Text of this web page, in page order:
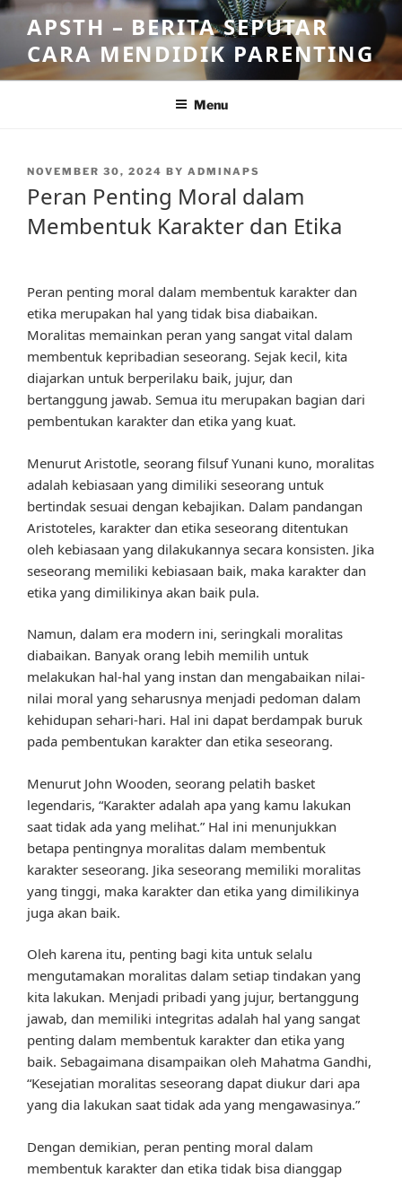
Skip
content
APSTH – BERITA SEPUTAR
CARA MENDIDIK PARENTING
Menu
POSTED
NOVEMBER 30, 2024 BY ADMINAPS
Peran Penting Moral dalam
Membentuk Karakter dan Etika
Peran penting moral dalam membentuk karakter dan
etika merupakan hal yang tidak bisa diabaikan.
Moralitas memainkan peran yang sangat vital dalam
membentuk kepribadian seseorang. Sejak kecil, kita
diajarkan untuk berperilaku baik, jujur, dan
bertanggung jawab. Semua itu merupakan bagian dari
pembentukan karakter dan etika yang kuat.
Menurut Aristotle, seorang filsuf Yunani kuno, moralitas
adalah kebiasaan yang dimiliki seseorang untuk
bertindak sesuai dengan kebajikan. Dalam pandangan
Aristoteles, karakter dan etika seseorang ditentukan
oleh kebiasaan yang dilakukannya secara konsisten. Jika
seseorang memiliki kebiasaan baik, maka karakter dan
etika yang dimilikinya akan baik pula.
Namun, dalam era modern ini, seringkali moralitas
diabaikan. Banyak orang lebih memilih untuk
melakukan hal-hal yang instan dan mengabaikan nilai-
nilai moral yang seharusnya menjadi pedoman dalam
kehidupan sehari-hari. Hal ini dapat berdampak buruk
pada pembentukan karakter dan etika seseorang.
Menurut John Wooden, seorang pelatih basket
legendaris, “Karakter adalah apa yang kamu lakukan
saat tidak ada yang melihat.” Hal ini menunjukkan
betapa pentingnya moralitas dalam membentuk
karakter seseorang. Jika seseorang memiliki moralitas
yang tinggi, maka karakter dan etika yang dimilikinya
juga akan baik.
Oleh karena itu, penting bagi kita untuk selalu
mengutamakan moralitas dalam setiap tindakan yang
kita lakukan. Menjadi pribadi yang jujur, bertanggung
jawab, dan memiliki integritas adalah hal yang sangat
penting dalam membentuk karakter dan etika yang
baik. Sebagaimana disampaikan oleh Mahatma Gandhi,
“Kesejatian moralitas seseorang dapat diukur dari apa
yang dia lakukan saat tidak ada yang mengawasinya.”
Dengan demikian, peran penting moral dalam
membentuk karakter dan etika tidak bisa dianggap